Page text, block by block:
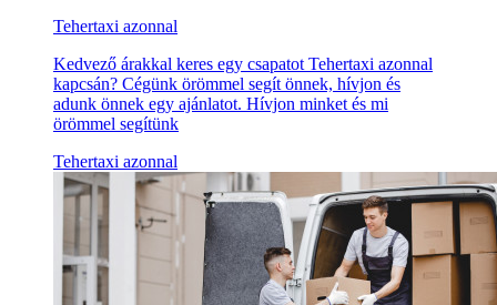
Tehertaxi azonnal
Kedvező árakkal keres egy csapatot Tehertaxi azonnal
kapcsán? Cégünk örömmel segít önnek, hívjon és
adunk önnek egy ajánlatot. Hívjon minket és mi
örömmel segítünk
Tehertaxi azonnal